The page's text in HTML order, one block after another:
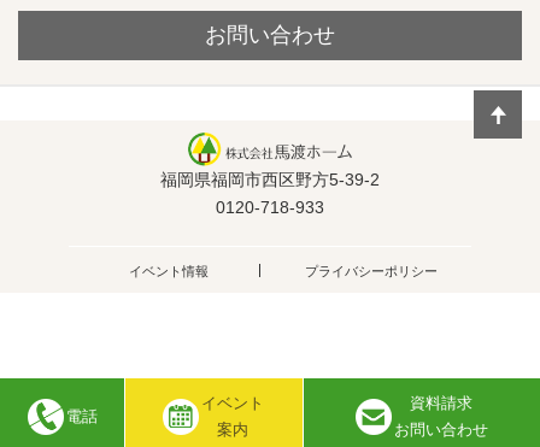
電話
イベント
案内
資料請求
お問い合わせ
お問い合わせ
福岡県福岡市西区野方5-39-2
0120-718-933
イベント情報 プライバシーポリシー
Copyright © 株式会社馬渡ホーム